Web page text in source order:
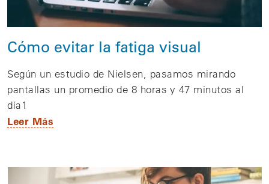
Cómo evitar la fatiga visual
Según un estudio de Nielsen, pasamos mirando
pantallas un promedio de 8 horas y 47 minutos al
día1
Leer Más